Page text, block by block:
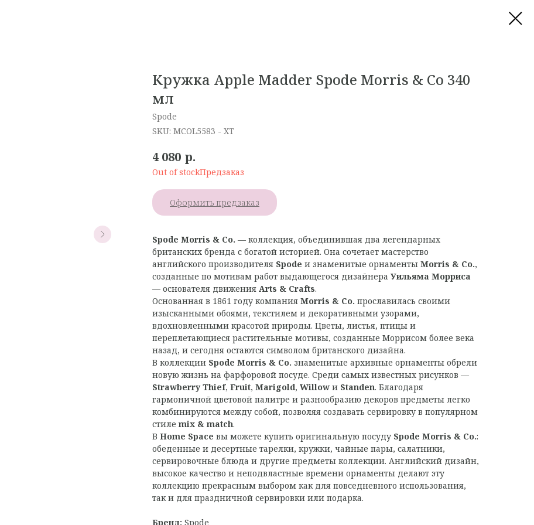
Кружка Apple Madder Spode Morris & Co 340
мл
Spode
SKU: MCOL5583 - XT
4 080 р.
Out of stock
Оформить предзаказ
Spode Morris & Co. — коллекция, объединившая два легендарных
британских бренда с богатой историей. Она сочетает мастерство
английского производителя Spode и знаменитые орнаменты Morris & Co.,
созданные по мотивам работ выдающегося дизайнера Уильяма Морриса
— основателя движения Arts & Crafts.
Основанная в 1861 году компания Morris & Co. прославилась своими
изысканными обоями, текстилем и декоративными узорами,
вдохновленными красотой природы. Цветы, листья, птицы и
переплетающиеся растительные мотивы, созданные Моррисом более века
назад, и сегодня остаются символом британского дизайна.
В коллекции Spode Morris & Co. знаменитые архивные орнаменты обрели
новую жизнь на фарфоровой посуде. Среди самых известных рисунков —
Strawberry Thief, Fruit, Marigold, Willow и Standen. Благодаря
гармоничной цветовой палитре и разнообразию декоров предметы легко
комбинируются между собой, позволяя создавать сервировку в популярном
стиле mix & match.
В Home Space вы можете купить оригинальную посуду Spode Morris & Co.:
обеденные и десертные тарелки, кружки, чайные пары, салатники,
сервировочные блюда и другие предметы коллекции. Английский дизайн,
высокое качество и неподвластные времени орнаменты делают эту
коллекцию прекрасным выбором как для повседневного использования,
так и для праздничной сервировки или подарка.
Бренд: Spode